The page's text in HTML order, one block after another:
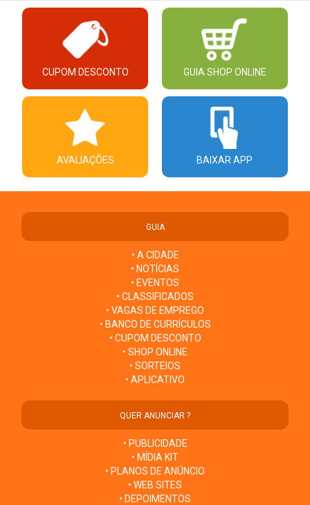
CUPOM DESCONTO GUIA SHOP ONLINE
AVALIAÇÕES BAIXAR APP
GUIA
• A CIDADE
• NOTÍCIAS
• EVENTOS
• CLASSIFICADOS
• VAGAS DE EMPREGO
• BANCO DE CURRÍCULOS
• CUPOM DESCONTO
• SHOP ONLINE
• SORTEIOS
• APLICATIVO
QUER ANUNCIAR ?
• PUBLICIDADE
• MÍDIA KIT
• PLANOS DE ANÚNCIO
• WEB SITES
• DEPOIMENTOS